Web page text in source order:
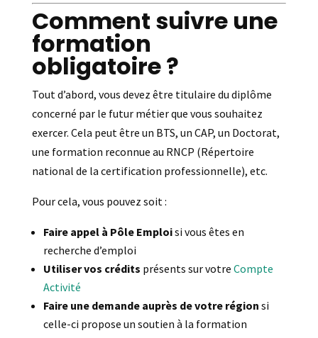
Comment suivre une
formation
obligatoire ?
Tout d’abord, vous devez être titulaire du diplôme
concerné par le futur métier que vous souhaitez
exercer. Cela peut être un BTS, un CAP, un Doctorat,
une formation reconnue au RNCP (Répertoire
national de la certification professionnelle), etc.
Pour cela, vous pouvez soit :
Faire appel à Pôle Emploisi vous êtes en
recherche d’emploi
Utiliser vos crédits présents sur votre Compte
Activité
Faire une demande auprès de votre région si
celle-ci propose un soutien à la formation